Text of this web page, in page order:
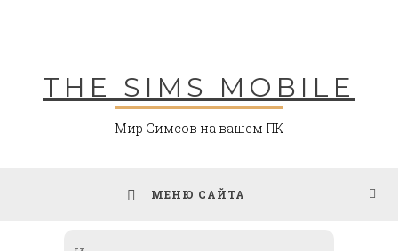
THE SIMS MOBILE
Мир Симсов на вашем ПК
МЕНЮ САЙТА